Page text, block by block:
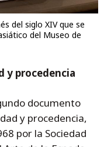
del siglo XIV que se
del Museo de
y procedencia
documento
y procedencia,
por la Sociedad